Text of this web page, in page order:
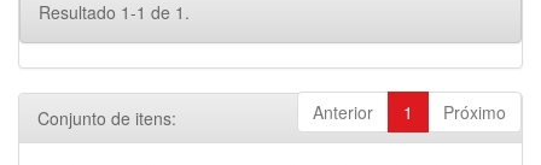
Resultado 1-1 de 1.
Anterior 1 Próximo
Conjunto de itens: